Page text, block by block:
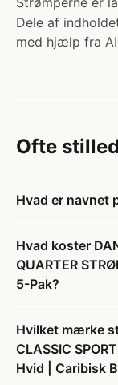
Dele af
med hjælp fra
Ofte
Hvad er navnet
Hvad koster
QUARTER
5-Pak?
Hvilket mærke
CLASSIC
Hvid | Caribisk